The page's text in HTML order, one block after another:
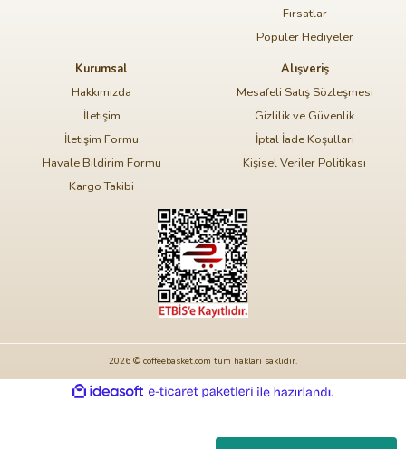
Fırsatlar
Popüler Hediyeler
Kurumsal
Hakkımızda
İletişim
İletişim Formu
Havale Bildirim Formu
Kargo Takibi
Alışveriş
Mesafeli Satış Sözleşmesi
Gizlilik ve Güvenlik
İptal İade Koşullari
Kişisel Veriler Politikası
2026 © coffeebasket.com tüm hakları saklıdır.
ideasoft
e-